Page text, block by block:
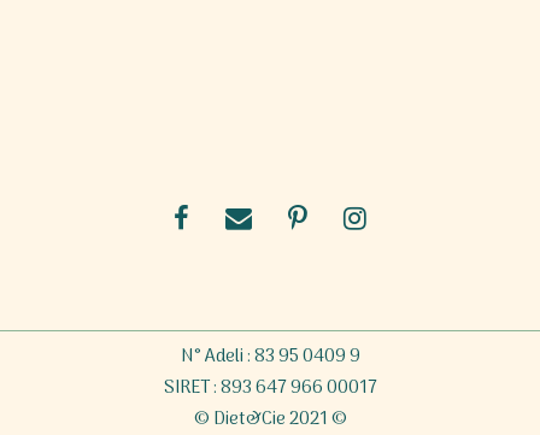
N° Adeli : 83 95 0409 9
SIRET : 893 647 966 00017
© Diet&Cie 2021 ©